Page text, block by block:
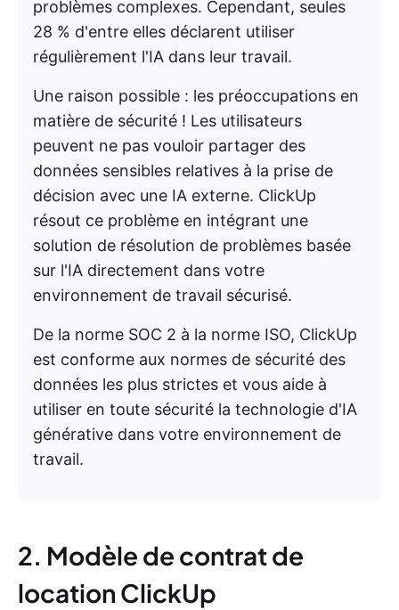
problèmes complexes. Cependant, seules
28 % d'entre elles déclarent utiliser
régulièrement l'IA dans leur travail.
Une raison possible : les préoccupations en
matière de sécurité ! Les utilisateurs
peuvent ne pas vouloir partager des
données sensibles relatives à la prise de
décision avec une IA externe. ClickUp
résout ce problème en intégrant une
solution de résolution de problèmes basée
sur l'IA directement dans votre
environnement de travail sécurisé.
De la norme SOC 2 à la norme ISO, ClickUp
est conforme aux normes de sécurité des
données les plus strictes et vous aide à
utiliser en toute sécurité la technologie d'IA
générative dans votre environnement de
travail.
2. Modèle de contrat de
location ClickUp